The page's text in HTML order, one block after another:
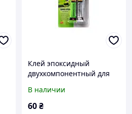
Клей эпоксидный
двухкомпонентный для
прозрачный 20г UNIFIX
В наличии
60₴